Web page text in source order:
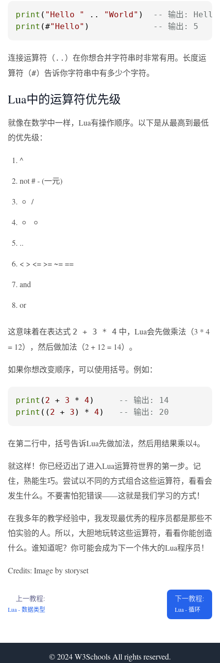
print ( "Hello " .. "World" )
-- 输出: Hello
print (#"Hello" ) -- 输出: 5
连接运算符（ .. ）在你想合并字符串时非常有用。长度运
算符（#）告诉你字符串中有多少个字符。
Lua中的运算符优先级
就像在数学中一样，Lua有操作顺序。以下是从最高到最低
的优先级：
^
not # - (一元)
/
..
< > <= >= ~= ==
and
or
这意味着在表达式 2 + 3 * 4 中，Lua会先做乘法（3 * 4
= 12），然后做加法（2 + 12 = 14）。
如果你想改变顺序，可以使用括号。例如：
print ( 2 + 3 * 4 )
-- 输出: 14
print (( 2 + 3 ) * 4 ) -- 输出: 20
在第二行中，括号告诉Lua先做加法，然后用结果乘以4。
就这样！你已经迈出了进入Lua运算符世界的第一步。记
住，熟能生巧。尝试以不同的方式组合这些运算符，看看会
发生什么。不要害怕犯错误——这就是我们学习的方式！
在我多年的教学经验中，我发现最优秀的程序员都是那些不
怕实验的人。所以，大胆地玩转这些运算符，看看你能创造
什么。谁知道呢？你可能会成为下一个伟大的Lua程序员！
Credits: Image by storyset
上一教程:
Lua - 数据类型
下一教程:
Lua - 循环
© 2024W3Schools All rights reserved.